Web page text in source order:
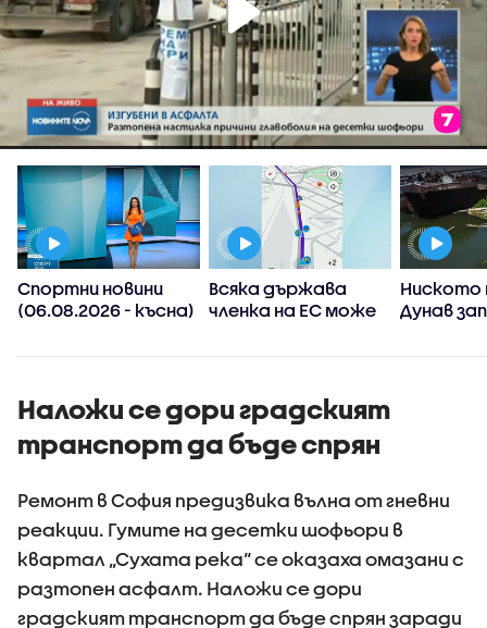
Спортни новини
(06.08.2026 - късна)
Всяка държава
членка на ЕС може
ограничи
приложения на
информация къде
има проверки на
Ниското
Дунав
Наложи се дори градският
транспорт да бъде спрян
Ремонт в София предизвика вълна от гневни
реакции. Гумите на десетки шофьори в
квартал „Сухата река“ се оказаха омазани с
разтопен асфалт. Наложи се дори
градският транспорт да бъде спрян заради